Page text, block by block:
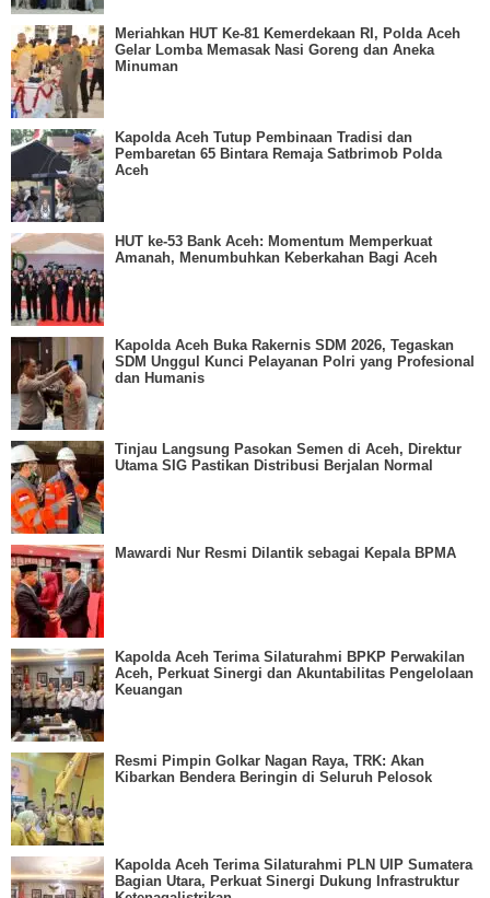
Meriahkan HUT Ke-81 Kemerdekaan RI, Polda Aceh
Gelar Lomba Memasak Nasi Goreng dan Aneka
Minuman
Kapolda Aceh Tutup Pembinaan Tradisi dan
Pembaretan 65 Bintara Remaja Satbrimob Polda
Aceh
HUT ke-53 Bank Aceh: Momentum Memperkuat
Amanah, Menumbuhkan Keberkahan Bagi Aceh
Kapolda Aceh Buka Rakernis SDM 2026, Tegaskan
SDM Unggul Kunci Pelayanan Polri yang Profesional
dan Humanis
Tinjau Langsung Pasokan Semen di Aceh, Direktur
Utama SIG Pastikan Distribusi Berjalan Normal
Mawardi Nur Resmi Dilantik sebagai Kepala BPMA
Kapolda Aceh Terima Silaturahmi BPKP Perwakilan
Aceh, Perkuat Sinergi dan Akuntabilitas Pengelolaan
Keuangan
Resmi Pimpin Golkar Nagan Raya, TRK: Akan
Kibarkan Bendera Beringin di Seluruh Pelosok
Kapolda Aceh Terima Silaturahmi PLN UIP Sumatera
Bagian Utara, Perkuat Sinergi Dukung Infrastruktur